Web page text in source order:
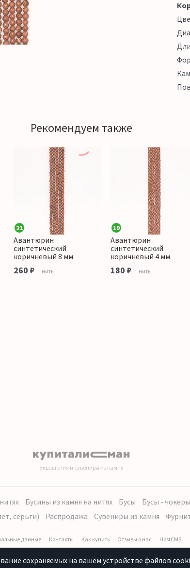
Рекомендуем также
21
Авантюрин
синтетический
коричневый 8 мм
260 ₽ нить
19
Авантюрин
синтетический
коричневый 4 мм
180 ₽ нить
украшения и сувениры из камня
Бусины из камня на нитях Бусы Бусы - чокеры
серьги)
Распродажа Сувениры из камня
данные Контакты Как купить Отзывы о нас HostCMS
сохраняемых на вашем устройстве файлов